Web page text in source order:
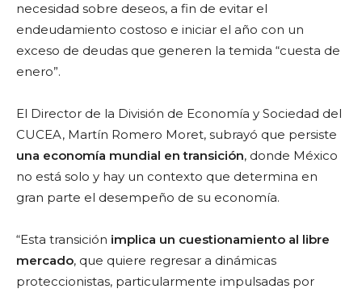
necesidad sobre deseos, a fin de evitar el
endeudamiento costoso e iniciar el año con un
exceso de deudas que generen la temida “cuesta de
enero”.
El Director de la División de Economía y Sociedad del
CUCEA, Martín Romero Moret, subrayó que persiste
una economía mundial en transición, donde México
no está solo y hay un contexto que determina en
gran parte el desempeño de su economía.
“Esta transición implica un cuestionamiento al libre
mercado, que quiere regresar a dinámicas
proteccionistas, particularmente impulsadas por